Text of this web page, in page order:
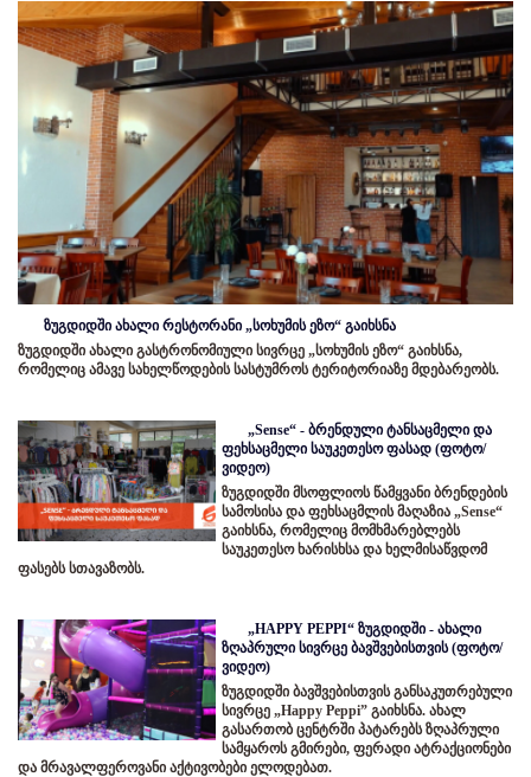
ზუგდიდში ახალი რესტორანი „სოხუმის ეზო“ გაიხსნა
ზუგდიდში ახალი გასტრონომიული სივრცე „სოხუმის ეზო“ გაიხსნა,
რომელიც ამავე სახელწოდების სასტუმროს ტერიტორიაზე მდებარეობს.
„Sense“ - ბრენდული ტანსაცმელი და
ფეხსაცმელი საუკეთესო ფასად (ფოტო/
ვიდეო)
ზუგდიდში მსოფლიოს წამყვანი ბრენდების
სამოსისა და ფეხსაცმლის მაღაზია „Sense“
გაიხსნა, რომელიც მომხმარებლებს
საუკეთესო ხარისხსა და ხელმისაწვდომ
ფასებს სთავაზობს.
„HAPPY PEPPI“ ზუგდიდში - ახალი
ზღაპრული სივრცე ბავშვებისთვის (ფოტო/
ვიდეო)
ზუგდიდში ბავშვებისთვის განსაკუთრებული
სივრცე „Happy Peppi” გაიხსნა. ახალ
გასართობ ცენტრში პატარებს ზღაპრული
სამყაროს გმირები, ფერადი ატრაქციონები
და მრავალფეროვანი აქტივობები ელოდებათ.